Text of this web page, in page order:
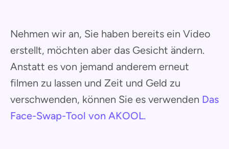
Nehmen wir an, Sie haben bereits ein Video
erstellt, möchten aber das Gesicht ändern.
Anstatt es von jemand anderem erneut
filmen zu lassen und Zeit und Geld zu
verschwenden, können Sie es verwenden Das
Face-Swap-Tool von AKOOL.